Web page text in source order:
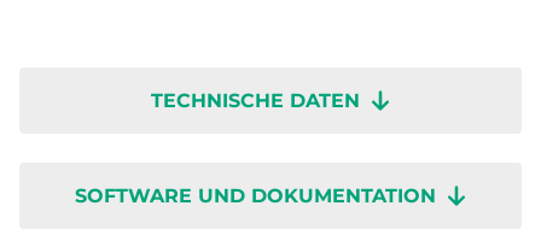
TECHNISCHE DATEN
SOFTWARE UND DOKUMENTATION